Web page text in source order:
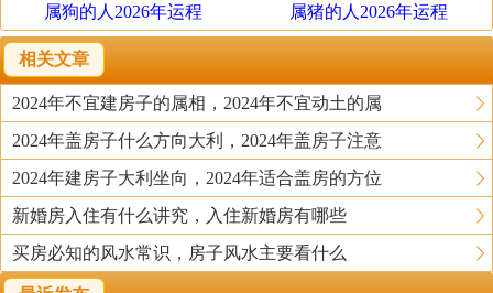
有如一个人的生殖器官，主人房宜在屋之最深，离大门口
最远之位置。如果是住别墅，主人房宜设在最高的顶层，
这也是离门口最远之处。
床正上方的屋顶装有吊灯
风水上将“床正上方的屋顶装有吊灯”称为“吊灯压床”，认
为“煞气重”。对健康不利。现代心理学研究发现，床正上
方的屋顶若装有吊灯，确实会给人以心理暗示，增加人心
理压力，影响内分泌，进而引起失眠、恶梦、呼吸系统急
属狗的人2026年运程
属猪的人2026年运程
相关文章
2024年不宜建房子的属相，2024年不宜动土的属
2024年盖房子什么方向大利，2024年盖房子注意
2024年建房子大利坐向，2024年适合盖房的方位
新婚房入住有什么讲究，入住新婚房有哪些
买房必知的风水常识，房子风水主要看什么